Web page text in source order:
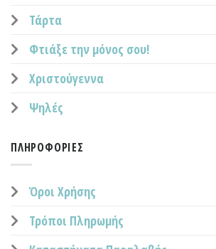
Τάρτα
Φτιάξε την μόνος σου!
Χριστούγεννα
Ψηλές
ΠΛΗΡΟΦΟΡΊΕΣ
Όροι Χρήσης
Τρόποι Πληρωμής